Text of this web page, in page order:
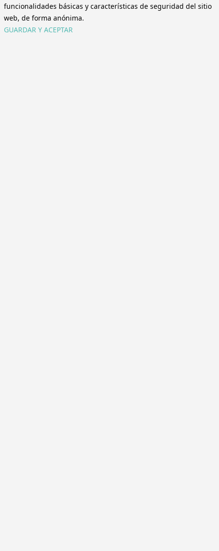
funcionalidades básicas y características de seguridad del sitio
web, de forma anónima.
GUARDAR Y ACEPTAR